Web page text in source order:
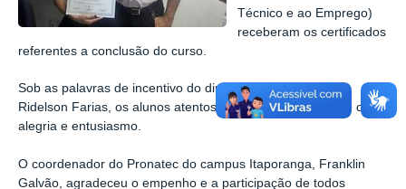
Técnico e ao Emprego)
receberam os certificados
referentes a conclusão do curso.
Sob as palavras de incentivo do diretor geral do Campus,
Ridelson Farias, os alunos atentos participaram do evento com
alegria e entusiasmo.
O coordenador do Pronatec do campus Itaporanga, Franklin
Galvão, agradeceu o empenho e a participação de todos